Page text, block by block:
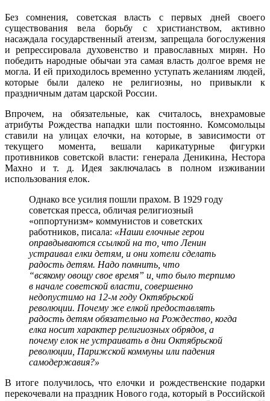
Без сомнения, советская власть с первых дней своего
существования вела борьбу с христианством, активно
насаждала государственный атеизм, запрещала богослужения
и репрессировала духовенство и православных мирян. Но
победить народные обычаи эта самая власть долгое время не
могла. И ей приходилось временно уступать желаниям людей,
которые были далеко не религиозны, но привыкли к
праздничным датам царской России.
Впрочем, на обязательные, как считалось, внехрамовые
атрибуты Рождества нападки шли постоянно. Комсомольцы
ставили на улицах елочки, на которые, в зависимости от
текущего момента, вешали карикатурные фигурки
противников советской власти: генерала Деникина, Нестора
Махно и т. д. Идея заключалась в полном изживании
использования елок.
Однако все усилия пошли прахом. В 1929 году
советская пресса, обличая религиозный
«оппортунизм» коммунистов и советских
работников, писала: «Наши елочные герои
оправдываются ссылкой на то, что Ленин
устраивал елки детям, и они хотели сделать
радость детям. Надо помнить, что
“всякому овощу свое время” и, что было терпимо
в начале советской власти, совершенно
недопустимо на 12-м году Октябрьской
революции. Почему же елкой предоставлять
радость детям обязательно на Рождество, когда
елка носит характер религиозных обрядов, а
почему елок не устраивать в дни Октябрьской
революции, Парижской коммуны или падения
самодержавия?»
В итоге получилось, что елочки и рождественские подарки
перекочевали на праздник Нового года, который в Российской